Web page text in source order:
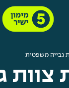
גבייה משפטית
צוות